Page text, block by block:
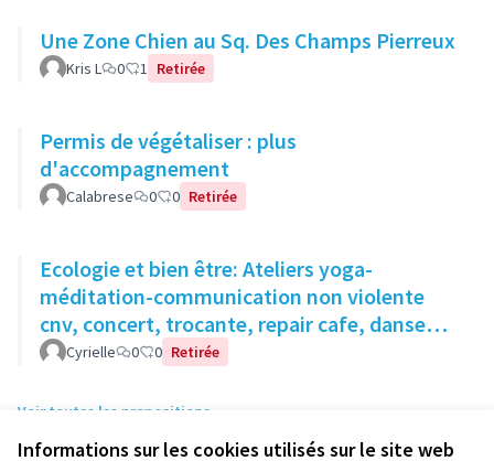
Informations sur les cookies utilisés sur le site web
Une Zone Chien au Sq. Des Champs Pierreux
Kris L 0 1 Retirée
Permis de végétaliser : plus
d'accompagnement
Calabrese 0 0 Retirée
Ecologie et bien être: Ateliers yoga-
méditation-communication non violente
cnv, concert, trocante, repair cafe, danse
suspension, cirque, vernissage
Cyrielle 0 0 Retirée
Voir toutes les propositions